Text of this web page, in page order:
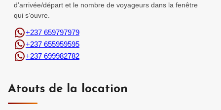
d’arrivée/départ et le nombre de voyageurs dans la fenêtre
qui s’ouvre.
+237 659797979
+237 655959595
+237 699982782
Atouts de la location